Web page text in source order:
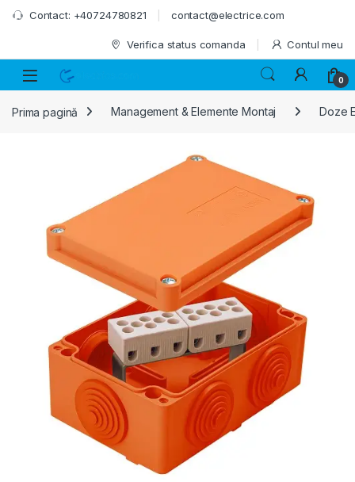
Skip to navigation
Skip to content
Contact: +40724780821 contact@electrice.com
Verifica status comanda Contul meu
0
Prima pagină Management & Elemente Montaj Doze